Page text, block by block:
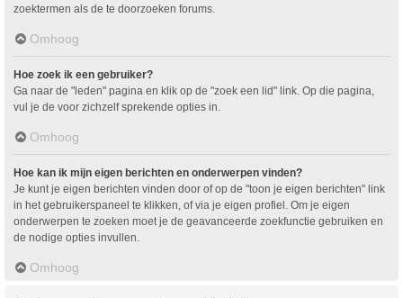
zoektermen als de te doorzoeken forums.
Omhoog
Hoe zoek ik een gebruiker?
Ga naar de "leden" pagina en klik op de "zoek een lid" link. Op die pagina,
vul je de voor zichzelf sprekende opties in.
Omhoog
Hoe kan ik mijn eigen berichten en onderwerpen vinden?
Je kunt je eigen berichten vinden door of op de "toon je eigen berichten" link
in het gebruikerspaneel te klikken, of via je eigen profiel. Om je eigen
onderwerpen te zoeken moet je de geavanceerde zoekfunctie gebruiken en
de nodige opties invullen.
Omhoog